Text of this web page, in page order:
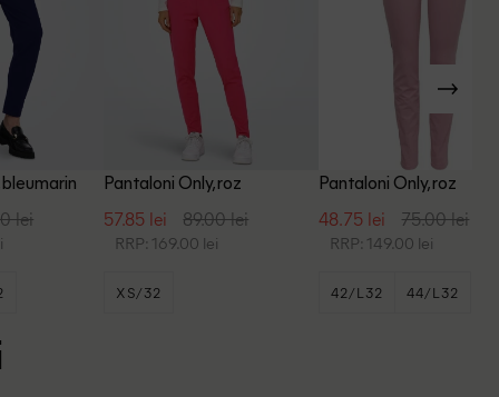
bleumarin
lei
Pantaloni Only, roz
57.85 lei 89.00 lei
RRP: 169.00 lei
XS/32
Pantaloni Only, roz
48.75 lei 75.00 lei
RRP: 149.00 lei
42/L32 44/L32